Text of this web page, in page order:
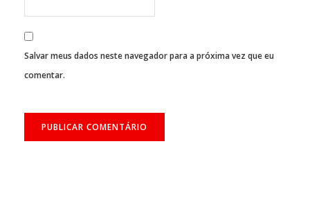
Salvar meus dados neste navegador para a próxima vez que eu
comentar.